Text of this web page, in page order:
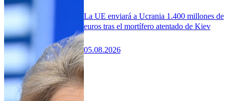
La UE enviará a Ucrania 1.400 millones de
euros tras el mortífero atentado de Kiev
05.08.2026